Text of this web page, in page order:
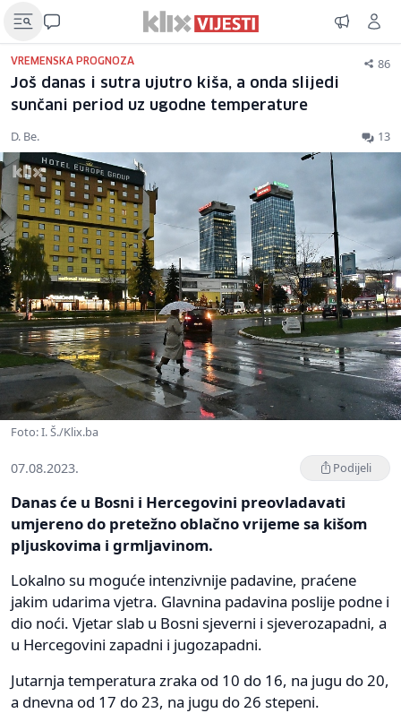
VREMENSKA PROGNOZA 86
Još danas i sutra ujutro kiša, a onda slijedi
sunčani period uz ugodne temperature
D. Be. 13
Foto: I. Š./Klix.ba
07.08.2023. Podijeli
Danas će u Bosni i Hercegovini preovladavati
umjereno do pretežno oblačno vrijeme sa kišom
pljuskovima i grmljavinom.
Lokalno su moguće intenzivnije padavine, praćene
jakim udarima vjetra. Glavnina padavina poslije podne i
dio noći. Vjetar slab u Bosni sjeverni i sjeverozapadni, a
u Hercegovini zapadni i jugozapadni.
Jutarnja temperatura zraka od 10 do 16, na jugu do 20,
a dnevna od 17 do 23, na jugu do 26 stepeni.